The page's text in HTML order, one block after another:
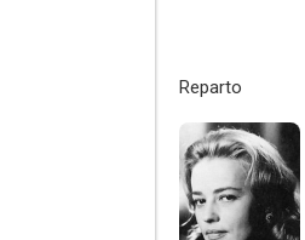
Reparto